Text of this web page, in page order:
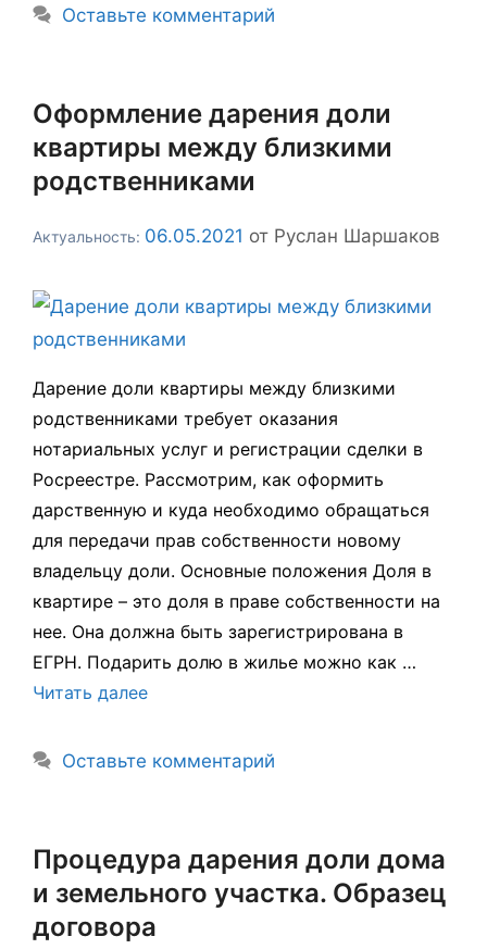
Оставьте комментарий
Оформление дарения доли
квартиры между близкими
родственниками
06.05.2021 от Руслан Шаршаков
Дарение доли квартиры между близкими
родственниками требует оказания
нотариальных услуг и регистрации сделки в
Росреестре. Рассмотрим, как оформить
дарственную и куда необходимо обращаться
для передачи прав собственности новому
владельцу доли. Основные положения Доля в
квартире – это доля в праве собственности на
нее. Она должна быть зарегистрирована в
ЕГРН. Подарить долю в жилье можно как …
Читать далее
Оставьте комментарий
Процедура дарения доли дома
и земельного участка. Образец
договора